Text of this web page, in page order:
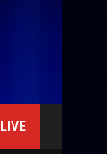
LIVE